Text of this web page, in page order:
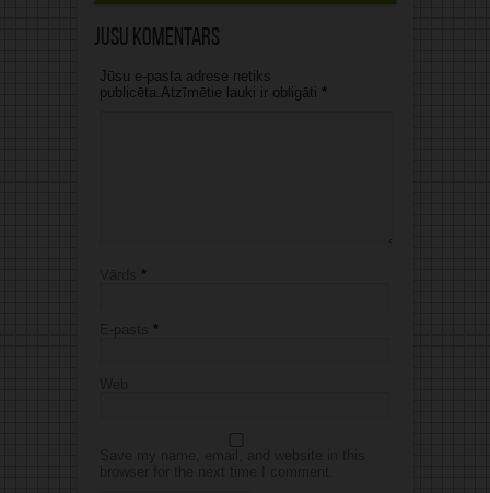
Jūsu komentārs
Jūsu e-pasta adrese netiks
publicēta.Atzīmētie lauki ir obligāti *
*
*